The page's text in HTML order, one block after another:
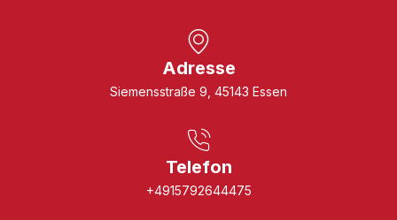
Adresse
Siemensstraße 9, 45143 Essen
Telefon
+4915792644475